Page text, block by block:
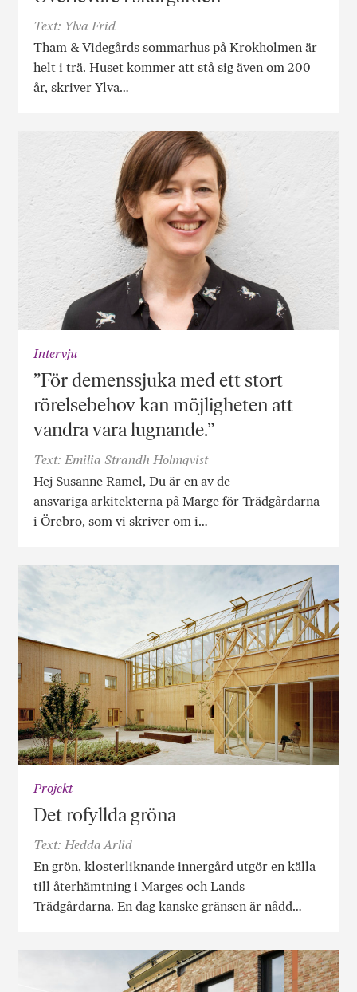
Text: Ylva Frid
Tham & Videgårds sommarhus på Krokholmen är
helt i trä. Huset kommer att stå sig även om 200
år, skriver Ylva…
Intervju
”För demenssjuka med ett stort
rörelsebehov kan möjligheten att
vandra vara lugnande.”
Text: Emilia Strandh Holmqvist
Hej Susanne Ramel, Du är en av de
ansvariga arkitekterna på Marge för Trädgårdarna
i Örebro, som vi skriver om i…
Projekt
Det rofyllda gröna
Text: Hedda Arlid
En grön, klosterliknande innergård utgör en källa
till återhämtning i Marges och Lands
Trädgårdarna. En dag kanske gränsen är nådd…